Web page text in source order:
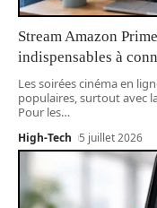
Stream Amazon
indispensables à
Les soirées cinéma en
populaires, surtout avec
Pour les…
High-Tech 5 juillet 2026